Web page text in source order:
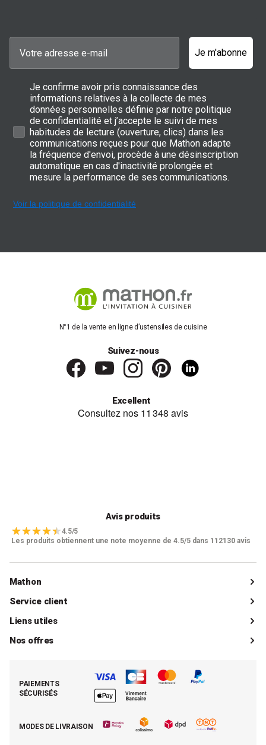
Je m'abonne
Je confirme avoir pris connaissance des
informations relatives à la collecte de mes
données personnelles définie par notre politique
de confidentialité et j’accepte le suivi de mes
habitudes de lecture (ouverture, clics) dans les
communications reçues pour que Mathon adapte
la fréquence d'envoi, procède à une désinscription
automatique en cas d'inactivité prolongée et
mesure la performance de ses communications.
Voir la politique de confidentialité
N°1 de la vente en ligne d’ustensiles de cuisine
Suivez-nous
Excellent
Avis produits
4.5/5
Les produits obtiennent une note moyenne de 4.5/5 dans 112130 avis
Mathon
Qui sommes-nous ?
Catalogue
La boutique de Saint-Marcellin
La presse parle de Mathon
Service client
Livraisons
Paiements
Demande de rétractation
Liens utiles
Mon compte client
Retrouver (ou activer) mon compte client
Nos offres
Nos best-sellers pâtisserie
Moins cher par lot
PAIEMENTS
SÉCURISÉS
MODES DE LIVRAISON